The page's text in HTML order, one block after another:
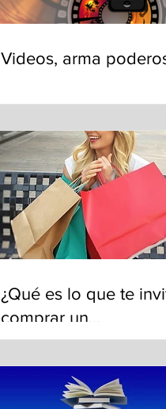
Videos, arma
¿Qué es lo que te
comprar un